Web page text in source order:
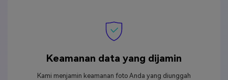
Keamanan data yang dijamin
Kami menjamin keamanan foto Anda yang diunggah